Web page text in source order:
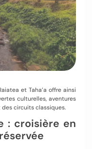
et Taha’a offre ainsi
culturelles, aventures
circuits classiques.
: croisière en